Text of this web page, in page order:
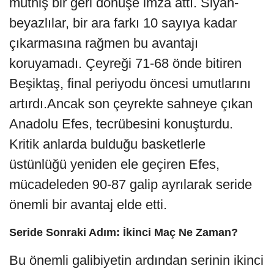
beyazlılar, bir ara farkı 10 sayıya kadar
çıkarmasına rağmen bu avantajı
koruyamadı. Çeyreği 71-68 önde bitiren
Beşiktaş, final periyodu öncesi umutlarını
artırdı.Ancak son çeyrekte sahneye çıkan
Anadolu Efes, tecrübesini konuşturdu.
Kritik anlarda bulduğu basketlerle
üstünlüğü yeniden ele geçiren Efes,
mücadeleden 90-87 galip ayrılarak seride
önemli bir avantaj elde etti.
Seride Sonraki Adım: İkinci Maç Ne Zaman?
Bu önemli galibiyetin ardından serinin ikinci